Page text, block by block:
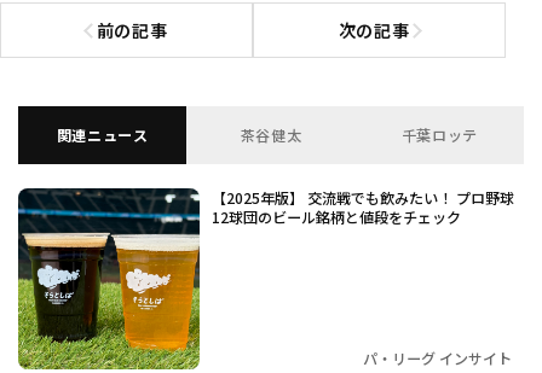
前の記事
前の記事へ 次の記事次の記事へ
関連ニュース 茶谷健太 千葉ロッテ
【2025年版】 交流戦でも飲みたい！ プロ野球
12球団のビール銘柄と値段をチェック
パ・リーグ インサイト